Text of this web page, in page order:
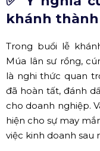
khánh thành
Trong buổi lễ
Múa lân sư rồng,
là nghi thức quan
đã hoàn tất, đánh
cho doanh nghiệp.
hiện cho sự may
việc kinh doanh sau